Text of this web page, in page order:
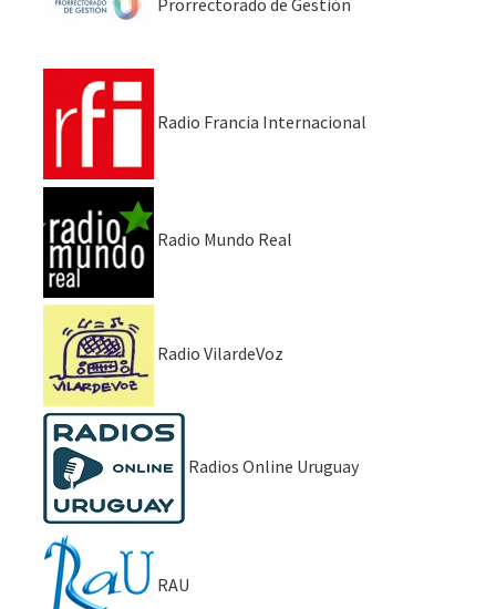
Radio Francia Internacional
Radio Mundo Real
Radio VilardeVoz
Radios Online Uruguay
RAU